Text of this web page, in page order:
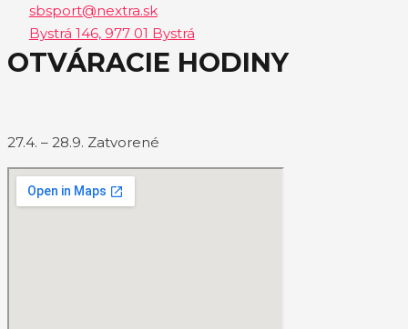
sbsport@nextra.sk
Bystrá 146, 977 01 Bystrá
OTVÁRACIE HODINY
27.4. – 28.9. Zatvorené